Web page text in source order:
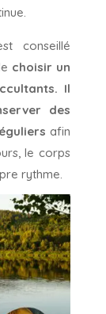
conseillé
choisir un
Il
des
afin
le corps
rythme.